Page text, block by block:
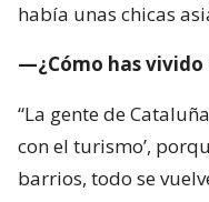
había unas chicas
—¿Cómo has vivido
“La gente de
con el turismo’,
barrios, todo se